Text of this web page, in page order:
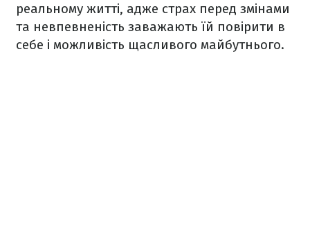
реальному житті, адже страх перед змінами
та невпевненість заважають їй повірити в
себе і можливість щасливого майбутнього.